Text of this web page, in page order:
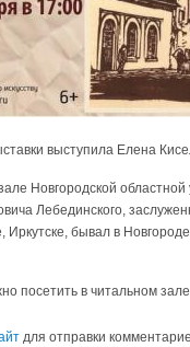
выступила Елена
Новгородской
Лебединского,
Иркутске, бывал в
посетить в читальном
для отправки